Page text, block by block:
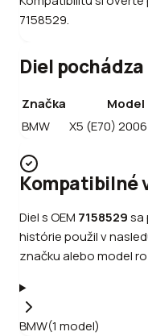
7158529.
Diel
Značka Model
BMW
X5 (E70)
Kompatibilné
Diel s OEM 7158529sa
histórie použil v
značku alebo model
BMW(1 model)